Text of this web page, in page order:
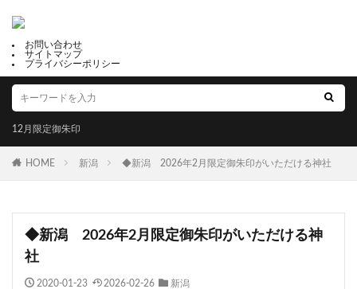
お問い合わせ
サイトマップ
プライバシーポリシー
12月限定御朱印
HOME 新潟 ◆新潟 2026年2月限定御朱印がいただける神社
◆新潟 2026年2月限定御朱印がいただける神
社
2020-01-23 2026-02-26
新潟